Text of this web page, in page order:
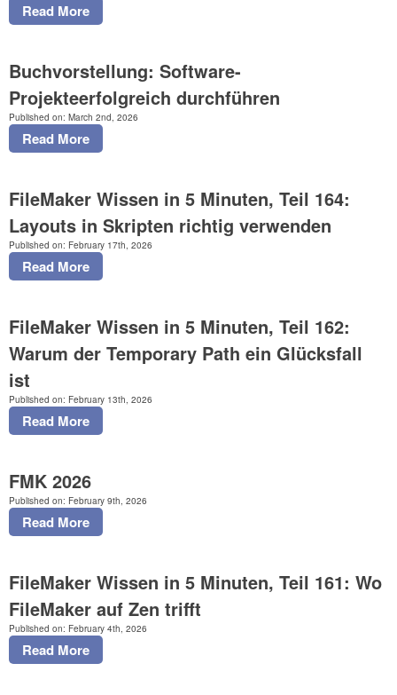
Podcast
YouTube
Read More
Buchvorstellung: Software-
Projekteerfolgreich durchführen
Published on: March 2nd, 2026
Read More
FileMaker Wissen in 5 Minuten, Teil 164:
Layouts in Skripten richtig verwenden
Published on: February 17th, 2026
Read More
FileMaker Wissen in 5 Minuten, Teil 162:
Warum der Temporary Path ein Glücksfall
ist
Published on: February 13th, 2026
Read More
FMK 2026
Published on: February 9th, 2026
Read More
FileMaker Wissen in 5 Minuten, Teil 161: Wo
FileMaker auf Zen trifft
Published on: February 4th, 2026
Read More